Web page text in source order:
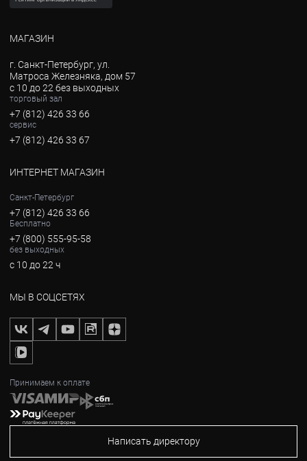
МАГАЗИН
г. Санкт-Петербург, ул.
Матроса Железняка, дом 57
с 10 до 22 без выходных
торговый зал
+7 (812) 426 33 66
сервис
+7 (812) 426 33 67
ИНТЕРНЕТ МАГАЗИН
Санкт-Петербург
+7 (812) 426 33 66
Бесплатно
+7 (800) 555-95-58
без выходных
с 10 до 22 ч
МЫ В СОЦСЕТЯХ
Принимаем к оплате
Написать директору